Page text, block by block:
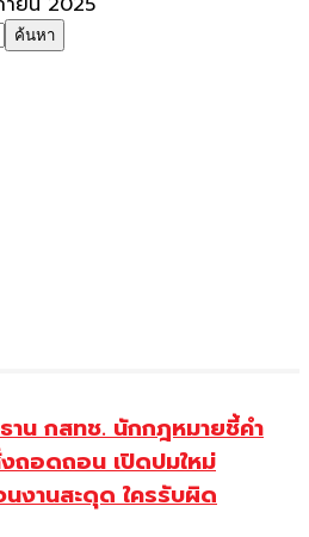
น กสทช. นักกฎหมายชี้คำ
ถอดถอน เปิดปมใหม่
นงานสะดุด ใครรับผิด